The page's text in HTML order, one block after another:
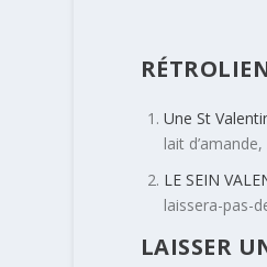
Une St
lait
LE SEIN
laissera-pas-
LAISSER